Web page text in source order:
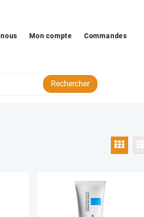
Mon compte Commandes
Rechercher